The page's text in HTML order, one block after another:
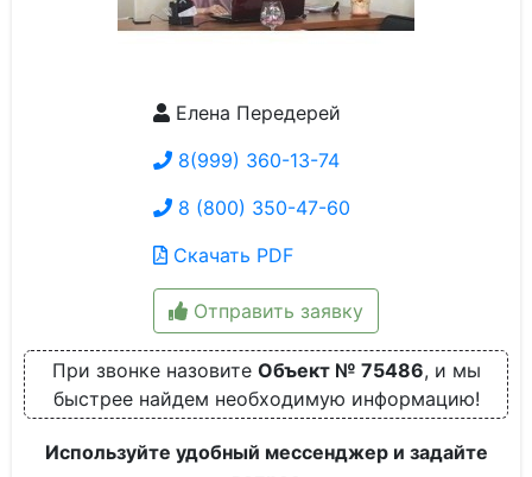
Елена Передерей
8(999) 360-13-74
8 (800) 350-47-60
Скачать PDF
Отправить заявку
При звонке назовите Объект № 75486, и мы
быстрее найдем необходимую информацию!
Используйте удобный мессенджер и задайте